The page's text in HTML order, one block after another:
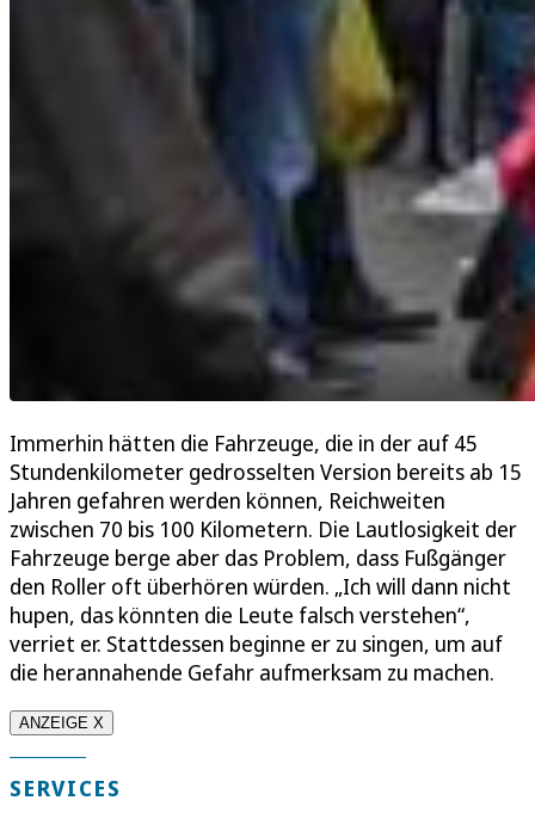
Immerhin hätten die Fahrzeuge, die in der auf 45
Stundenkilometer gedrosselten Version bereits ab 15
Jahren gefahren werden können, Reichweiten
zwischen 70 bis 100 Kilometern. Die Lautlosigkeit der
Fahrzeuge berge aber das Problem, dass Fußgänger
den Roller oft überhören würden. „Ich will dann nicht
hupen, das könnten die Leute falsch verstehen“,
verriet er. Stattdessen beginne er zu singen, um auf
die herannahende Gefahr aufmerksam zu machen.
ANZEIGE X
SERVICES